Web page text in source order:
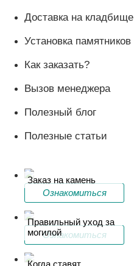
Доставка на кладбище
Установка памятников
Как заказать?
Вызов менеджера
Полезный блог
Полезные статьи
Заказ на камень
Ознакомиться
Правильный уход за
могилой
Ознакомиться
Когда ставят